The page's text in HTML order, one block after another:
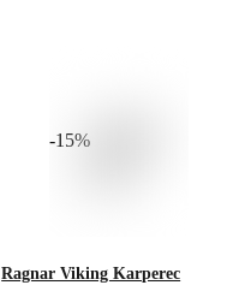
-15%
Ragnar Viking Karperec